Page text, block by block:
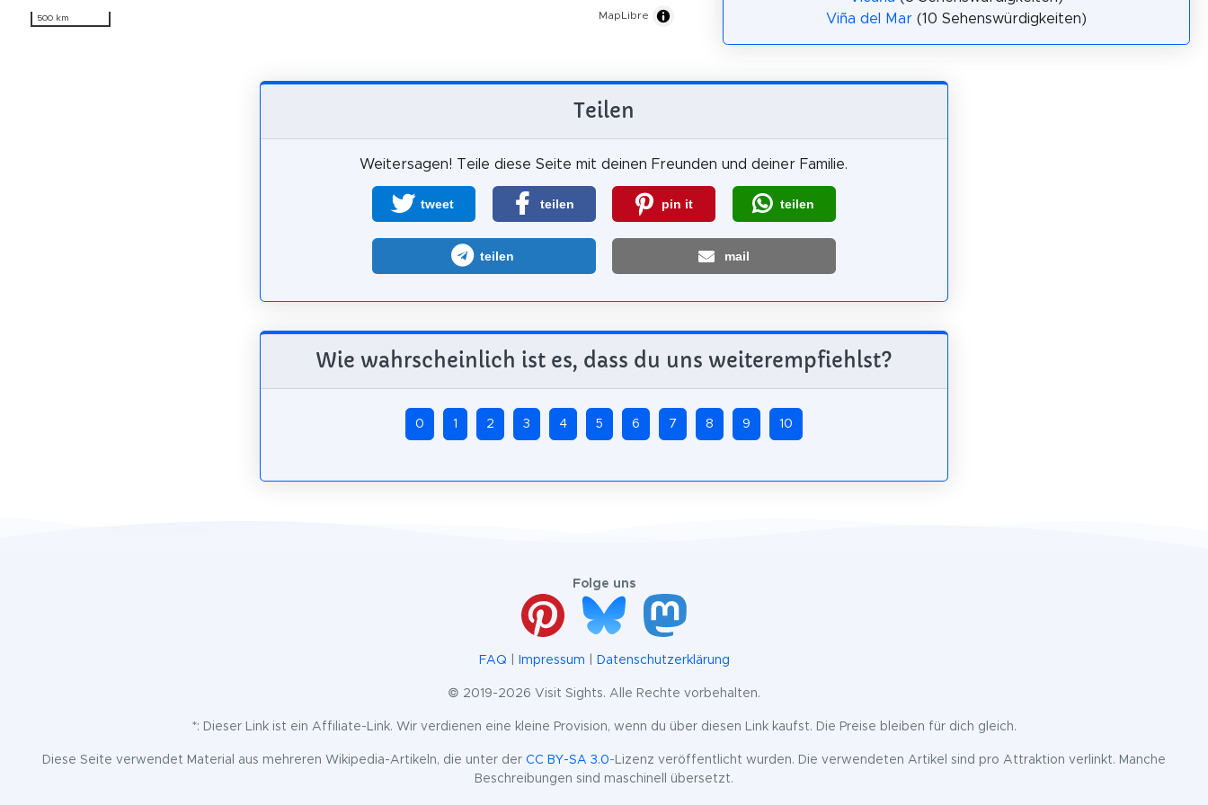
500 km MapLibre
Viña del Mar (10 Sehenswürdigkeiten)
Teilen
Weitersagen! Teile diese Seite mit deinen Freunden und deiner Familie.
tweet teilen pin it teilen
teilen mail
Wie wahrscheinlich ist es, dass du uns weiterempfiehlst?
0 1 2 3 4 5 6 7 8 9 10
Folge uns
FAQ Impressum Datenschutzerklärung
© 2019-2026 Visit Sights. Alle Rechte vorbehalten.
*: Dieser Link ist ein Affiliate-Link. Wir verdienen eine kleine Provision, wenn du über diesen Link kaufst. Die Preise bleiben für dich gleich.
Diese Seite verwendet Material aus mehreren Wikipedia-Artikeln, die unter der CC BY-SA 3.0-Lizenz veröffentlicht wurden. Die verwendeten Artikel sind pro Attraktion verlinkt. Manche
Beschreibungen sind maschinell übersetzt.